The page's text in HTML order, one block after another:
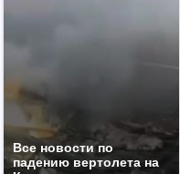
Все новости по
падению вертолета на